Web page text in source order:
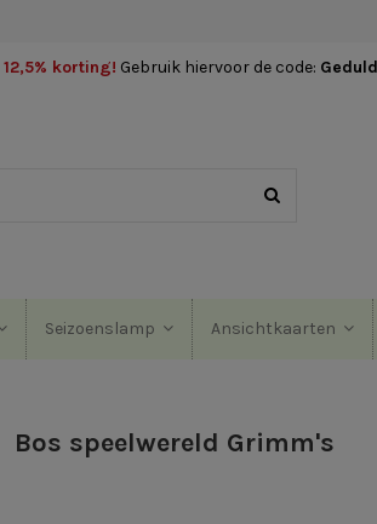
12,5% korting! Gebruik hiervoor de code:
Seizoenslamp Ansichtkaarten
Bos speelwereld Grimm's